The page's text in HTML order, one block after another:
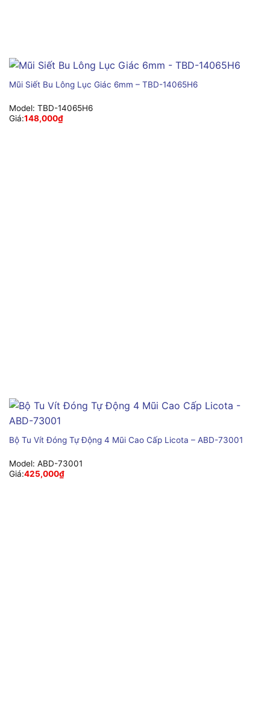
Mũi Siết Bu Lông Lục Giác 6mm – TBD-14065H6
Model: TBD-14065H6
Giá:148,000₫
Bộ Tu Vít Đóng Tự Động 4 Mũi Cao Cấp Licota – ABD-73001
Model: ABD-73001
Giá:425,000₫